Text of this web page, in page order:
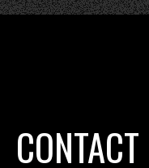
CONTACT